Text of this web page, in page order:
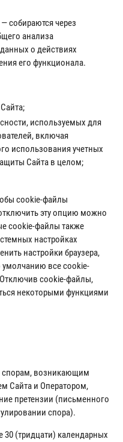
собираются через
анализа
о действиях
его функционала.
используемых для
включая
использования учетных
Сайта в целом;
cookie-файлы
эту опцию можно
cookie-файлы также
настройках
настройки браузера,
умолчанию все cookie-
cookie-файлы,
некоторыми функциями
спорам, возникающим
Сайта и Оператором,
претензии (письменного
спора).
30 (тридцати) календарных